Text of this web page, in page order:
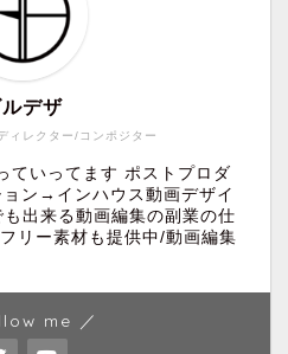
ィレクター/コンポジター
ルデザ
ていってます ポストプロダ
ン→インハウス動画デザイ
出来る動画編集の副業の仕
リー素材も提供中/動画編集
me ／